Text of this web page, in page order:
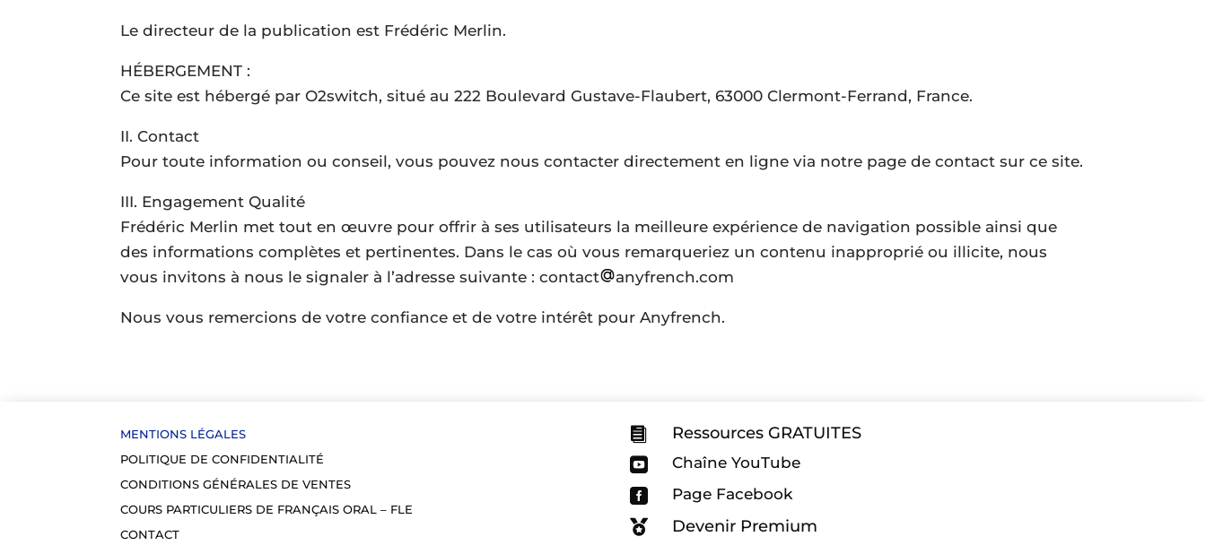
Le directeur de la publication est Frédéric Merlin.
HÉBERGEMENT :
Ce site est hébergé par O2switch, situé au 222 Boulevard Gustave-Flaubert, 63000 Clermont-Ferrand, France.
II. Contact
Pour toute information ou conseil, vous pouvez nous contacter directement en ligne via notre page de contact sur ce site.
III. Engagement Qualité
Frédéric Merlin met tout en œuvre pour offrir à ses utilisateurs la meilleure expérience de navigation possible ainsi que
des informations complètes et pertinentes. Dans le cas où vous remarqueriez un contenu inapproprié ou illicite, nous
vous invitons à nous le signaler à l’adresse suivante : contact
anyfrench.com
Nous vous remercions de votre confiance et de votre intérêt pour Anyfrench.
MENTIONS LÉGALES
POLITIQUE DE CONFIDENTIALITÉ
CONDITIONS GÉNÉRALES DE VENTES
COURS PARTICULIERS DE FRANÇAIS ORAL – FLE
CONTACT
 Ressources GRATUITES

Chaîne YouTube

Page Facebook
 Devenir Premium